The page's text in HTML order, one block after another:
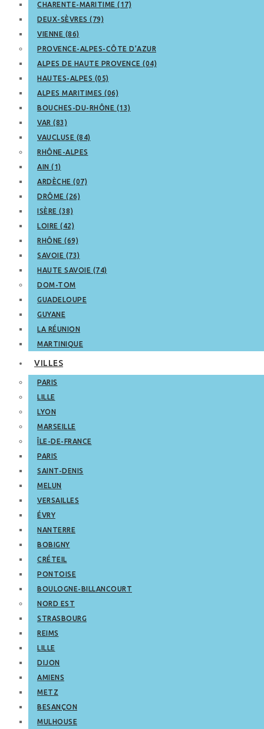
CHARENTE-MARITIME (17)
DEUX-SÈVRES (79)
VIENNE (86)
PROVENCE-ALPES-CÔTE D’AZUR
ALPES DE HAUTE PROVENCE (04)
HAUTES-ALPES (05)
ALPES MARITIMES (06)
BOUCHES-DU-RHÔNE (13)
VAR (83)
VAUCLUSE (84)
RHÔNE-ALPES
AIN (1)
ARDÈCHE (07)
DRÔME (26)
ISÈRE (38)
LOIRE (42)
RHÔNE (69)
SAVOIE (73)
HAUTE SAVOIE (74)
DOM-TOM
GUADELOUPE
GUYANE
LA RÉUNION
MARTINIQUE
VILLES
PARIS
LILLE
LYON
MARSEILLE
ÎLE-DE-FRANCE
PARIS
SAINT-DENIS
MELUN
VERSAILLES
ÉVRY
NANTERRE
BOBIGNY
CRÉTEIL
PONTOISE
BOULOGNE-BILLANCOURT
NORD EST
STRASBOURG
REIMS
LILLE
DIJON
AMIENS
METZ
BESANÇON
MULHOUSE